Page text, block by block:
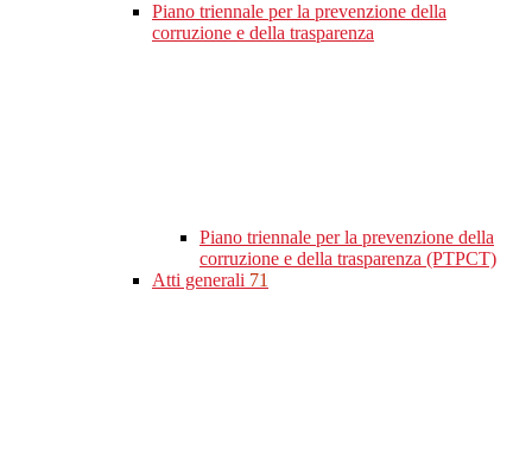
Piano triennale per la prevenzione della
corruzione e della trasparenza
Piano triennale per la prevenzione della
corruzione e della trasparenza (PTPCT)
Atti generali 71